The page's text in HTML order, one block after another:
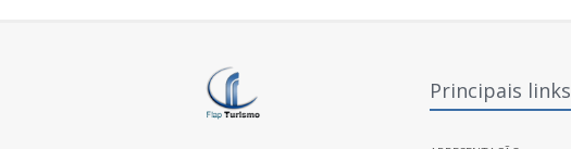
Principais links